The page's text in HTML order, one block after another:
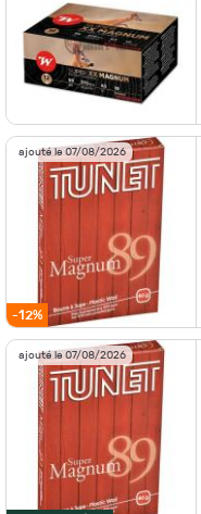
ajouté le 07/08/2026
-12%
ajouté le 07/08/2026